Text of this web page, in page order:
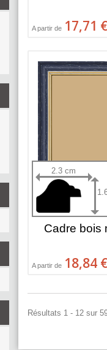
A partir de 17,71 €
2.3 cm
Cadre bois
A partir de 18,84 €
Résultats 1 - 12 sur